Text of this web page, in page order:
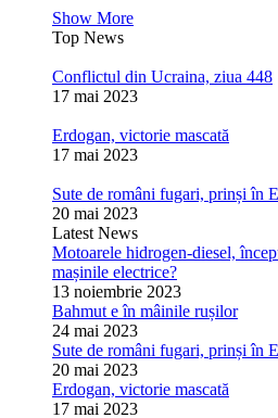
Show More
Top News
Conflictul din Ucraina, ziua 448
17 mai 2023
Erdogan, victorie mascată
17 mai 2023
Sute de români fugari, prinși în
20 mai 2023
Latest News
Motoarele hidrogen-diesel,
mașinile electrice?
13 noiembrie 2023
Bahmut e în mâinile rușilor
24 mai 2023
Sute de români fugari, prinși în
20 mai 2023
Erdogan, victorie mascată
17 mai 2023